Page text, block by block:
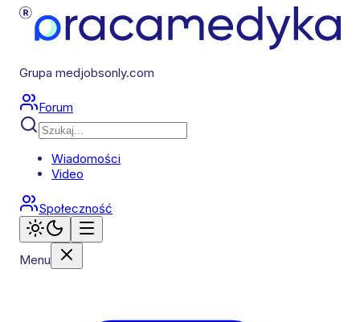
Grupa medjobsonly.com
Forum
Wiadomości
Video
Społeczność
Menu